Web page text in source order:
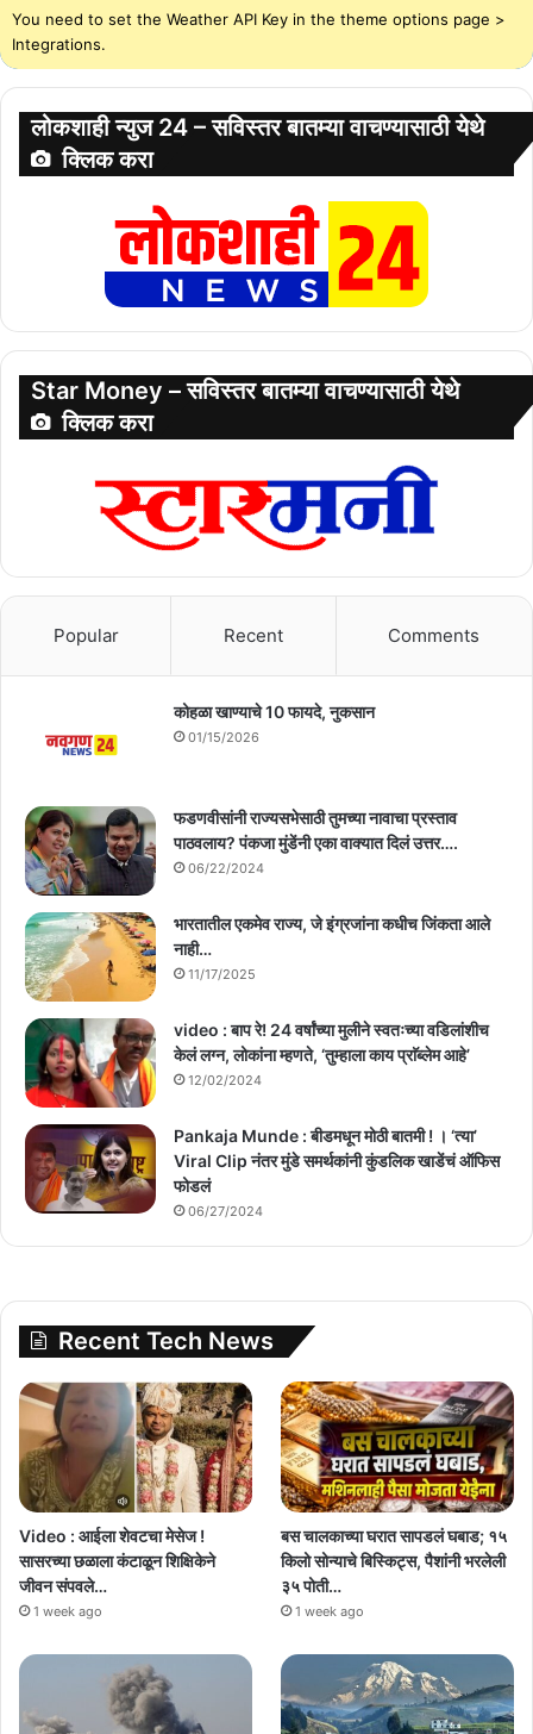
You need to set the Weather API Key in the theme options page >
Integrations.
लोकशाही न्युज 24 – सविस्तर बातम्या वाचण्यासाठी येथे
क्लिक करा
Star Money – सविस्तर बातम्या वाचण्यासाठी येथे
क्लिक करा
Popular Recent Comments
कोहळा खाण्याचे 10 फायदे, नुकसान
01/15/2026
फडणवीसांनी राज्यसभेसाठी तुमच्या नावाचा प्रस्ताव
पाठवलाय? पंकजा मुंडेंनी एका वाक्यात दिलं उत्तर….
06/22/2024
भारतातील एकमेव राज्य, जे इंग्रजांना कधीच जिंकता आले
नाही…
11/17/2025
video : बाप रे! 24 वर्षांच्या मुलीने स्वतःच्या वडिलांशीच
केलं लग्न, लोकांना म्हणते, ‘तुम्हाला काय प्राॅब्लेम आहे’
12/02/2024
Pankaja Munde : बीडमधून मोठी बातमी ! । ‘त्या’
Viral Clip नंतर मुंडे समर्थकांनी कुंडलिक खाडेंचं ऑफिस
फोडलं
06/27/2024
Recent Tech News
Video : आईला शेवटचा मेसेज !
सासरच्या छळाला कंटाळून शिक्षिकेने
जीवन संपवले…
1 week ago
बस चालकाच्या घरात सापडलं घबाड; १५
किलो सोन्याचे बिस्किट्स, पैशांनी भरलेली
३५ पोती…
1 week ago